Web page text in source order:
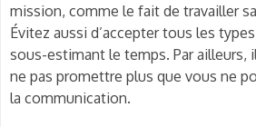
mission, comme le fait de travailler
Évitez aussi d’accepter tous les
sous-estimant le temps. Par ailleurs,
ne pas promettre plus que vous ne
la communication.